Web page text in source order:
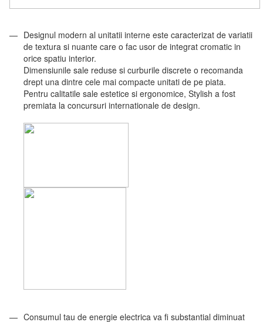
Designul modern al unitatii interne este caracterizat de variatii
de textura si nuante care o fac usor de integrat cromatic in
orice spatiu interior.
Dimensiunile sale reduse si curburile discrete o recomanda
drept una dintre cele mai compacte unitati de pe piata.
Pentru calitatile sale estetice si ergonomice, Stylish a fost
premiata la concursuri internationale de design.
Consumul tau de energie electrica va fi substantial diminuat